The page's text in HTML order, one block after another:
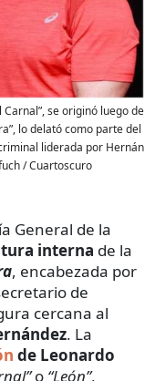
Carnal”, se originó luego de
lo delató como parte del
liderada por Hernán
/ Cuartoscuro
General de la
interna de la
, encabezada por
de
cercana al
. La
de Leonardo
o “León”,